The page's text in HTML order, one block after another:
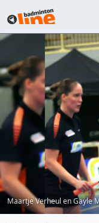
Maartje Verheul en Gayle